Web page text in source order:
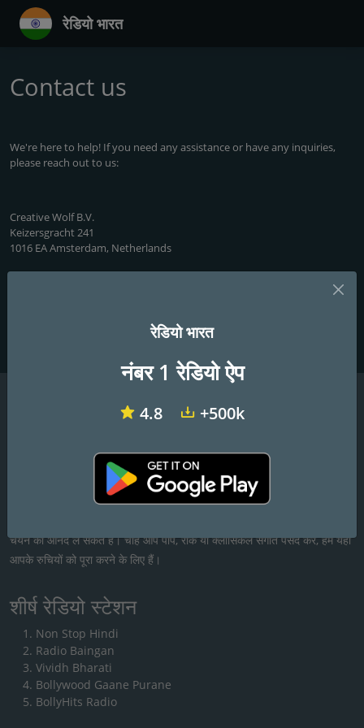
रेडियो भारत
Contact us
We're here to help! If you need any assistance or have any inquiries,
please reach out to us:
Creative Wolf B.V.
Keizersgracht 241
1016 EA Amsterdam, Netherlands
if you need to report any issues or
हमारे मुफ्त ऑनलाइन एप्लिकेशन के साथ भारतीय रेडियो की खोज करें, जिससे आपको
500 से अधिक FM/AM रेडियो स्टेशनों तक आसानी से पहुंच मिलती है जहां समाचार,
खेल और संगीत के लाइव प्रसारण होते हैं। हमारे एप्लिकेशन के साथ, आप भारत में हो रही
चयन का आनंद ले सकते हैं। चाहे आप पॉप, रॉक या क्लासिकल संगीत पसंद करें, हम यहां
आपके रुचियों को पूरा करने के लिए हैं।
शीर्ष रेडियो स्टेशन
Non Stop Hindi
Radio Baingan
Vividh Bharati
Bollywood Gaane Purane
BollyHits Radio
रेडियो भारत
नंबर 1 रेडियो ऐप
4.8 +500k